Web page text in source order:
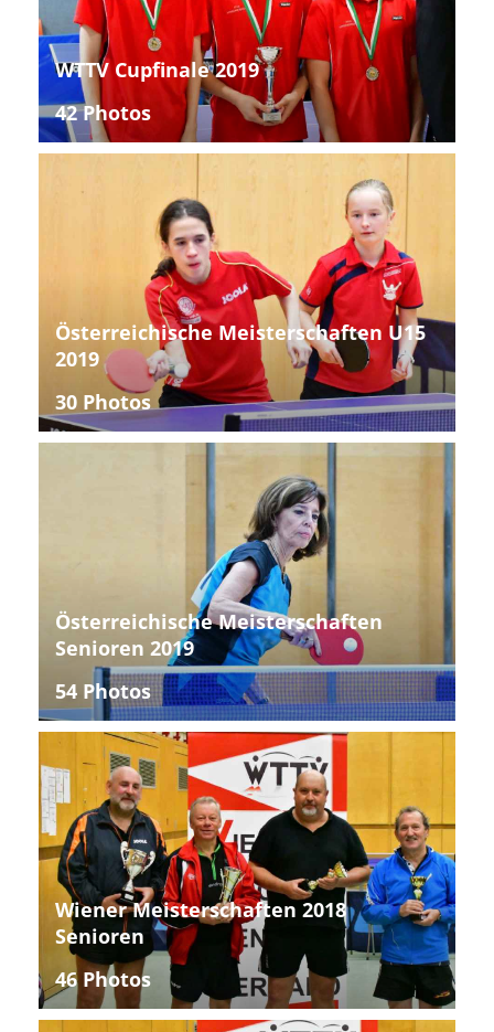
WTTV Cupfinale 2019
42 Photos
Österreichische Meisterschaften U15
2019
30 Photos
Österreichische Meisterschaften
Senioren 2019
54 Photos
Wiener Meisterschaften 2018
Senioren
46 Photos